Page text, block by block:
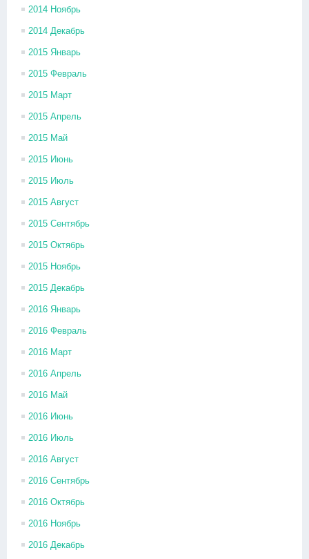
2014 Ноябрь
2014 Декабрь
2015 Январь
2015 Февраль
2015 Март
2015 Апрель
2015 Май
2015 Июнь
2015 Июль
2015 Август
2015 Сентябрь
2015 Октябрь
2015 Ноябрь
2015 Декабрь
2016 Январь
2016 Февраль
2016 Март
2016 Апрель
2016 Май
2016 Июнь
2016 Июль
2016 Август
2016 Сентябрь
2016 Октябрь
2016 Ноябрь
2016 Декабрь